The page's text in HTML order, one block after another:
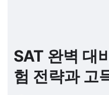
SAT 완벽 대
험 전략과 고